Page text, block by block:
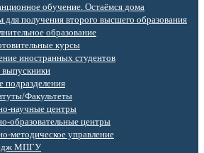
обучение. Остаёмся дома
для получения второго высшего образования
образование
курсы
иностранных студентов
подразделения
Факультеты
научные центры
образовательные центры
методическое управление
МПГУ